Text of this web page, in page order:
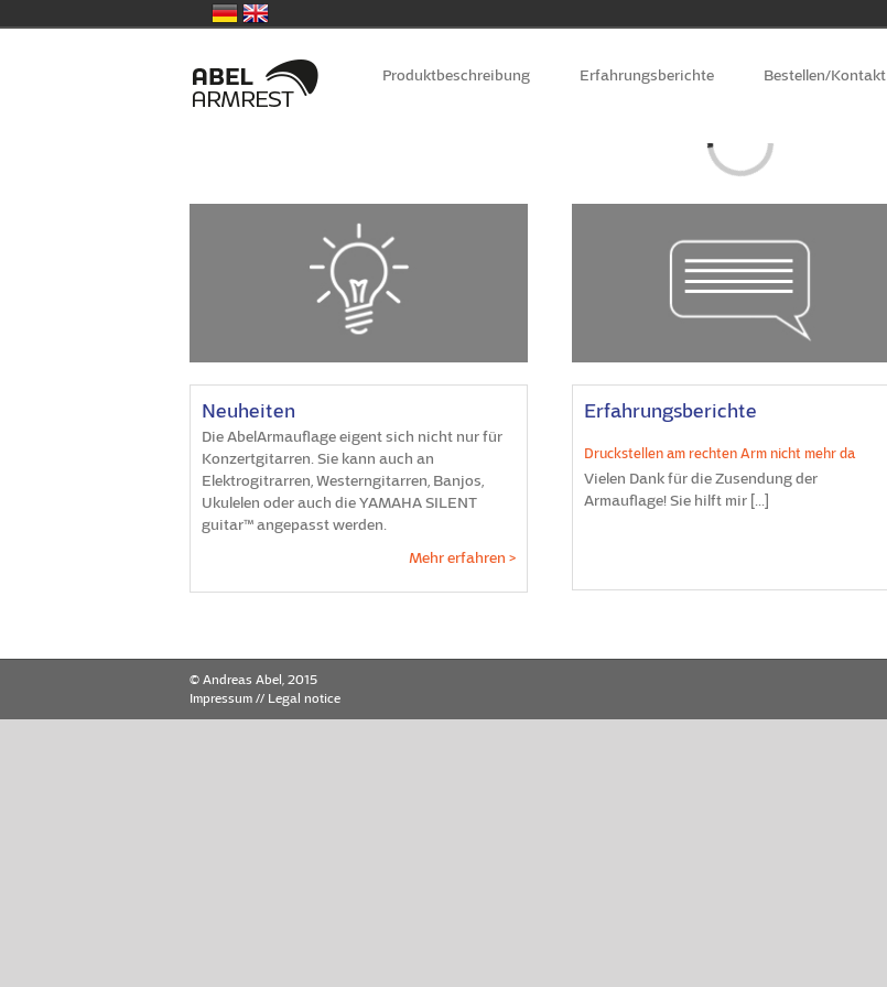
Produktbeschreibung Erfahrungsberichte Bestellen/Kontakt
Loading...
Neuheiten
Die AbelArmauflage eigent sich nicht nur für
Konzertgitarren. Sie kann auch an
Elektrogitrarren, Westerngitarren, Banjos,
Ukulelen oder auch die YAMAHA SILENT
guitar™ angepasst werden.
Mehr erfahren >
Erfahrungsberichte
Druckstellen am rechten Arm nicht mehr da
Vielen Dank für die Zusendung der
Armauflage! Sie hilft mir [...]
© Andreas Abel, 2015
Impressum // Legal notice